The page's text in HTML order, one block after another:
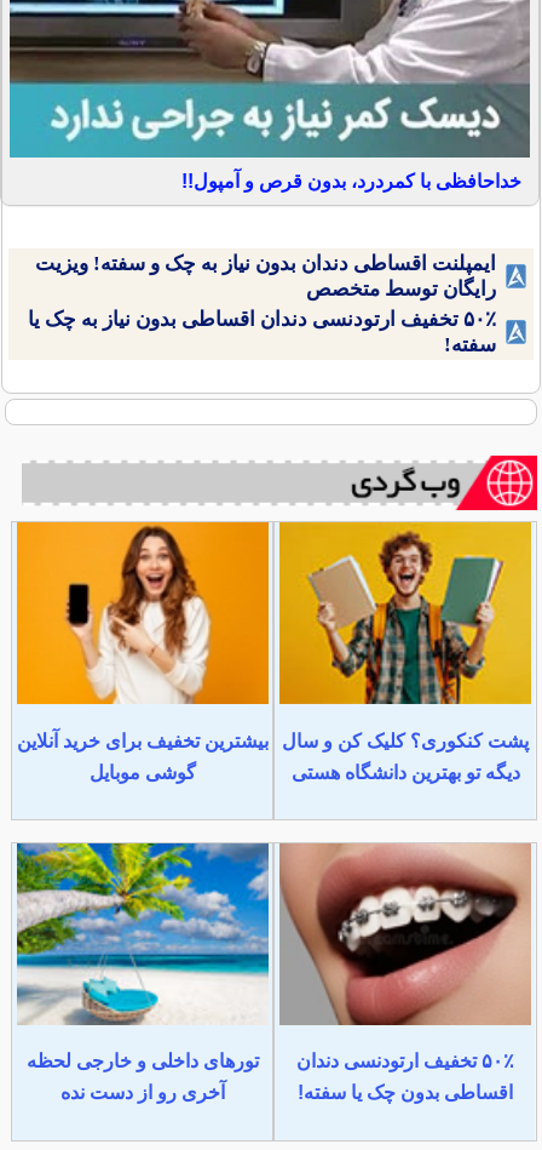
خداحافظی با کمردرد، بدون قرص و آمپول!!
ایمپلنت اقساطی دندان بدون نیاز به چک و سفته! ویزیت
رایگان توسط متخصص
۵۰٪ تخفیف ارتودنسی دندان اقساطی بدون نیاز به چک یا
سفته!
پشت کنکوری؟ کلیک کن و سال
دیگه تو بهترین دانشگاه هستی
بیشترین تخفیف برای خرید آنلاین
گوشی موبایل
۵۰٪ تخفیف ارتودنسی دندان
اقساطی بدون چک یا سفته!
تورهای داخلی و خارجی لحظه
آخری رو از دست نده